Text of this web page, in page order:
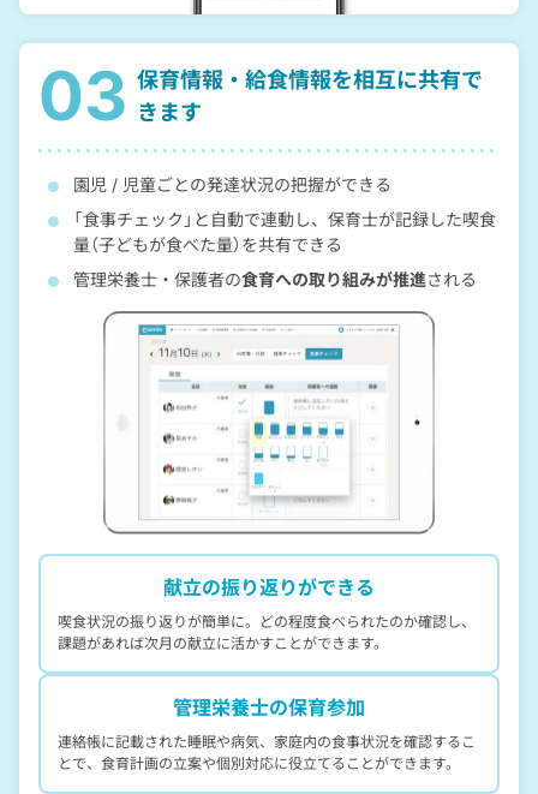
03 保育情報・給食情報を相互に共有で
きます
園児 / 児童ごとの発達状況の把握ができる
「食事チェック」と自動で連動し、保育士が記録した喫食
量（子どもが食べた量）を共有できる
管理栄養士・保護者の食育への取り組みが推進される
献立の振り返りができる
喫食状況の振り返りが簡単に。どの程度食べられたのか確認し、
課題があれば次月の献立に活かすことができます。
管理栄養士の保育参加
連絡帳に記載された睡眠や病気、家庭内の食事状況を確認するこ
とで、食育計画の立案や個別対応に役立てることができます。